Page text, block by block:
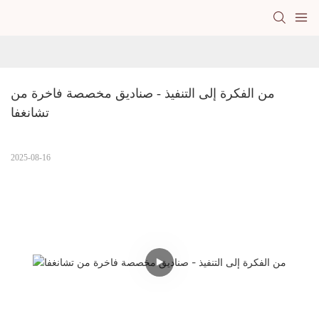
من الفكرة إلى التنفيذ - صناديق مخصصة فاخرة من
تشانغفا
2025-08-16